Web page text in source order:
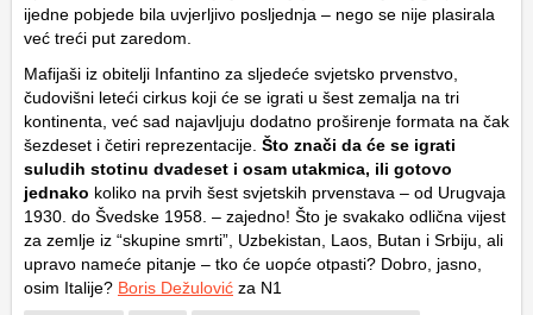
ijedne pobjede bila uvjerljivo posljednja – nego se nije plasirala
već treći put zaredom.
Mafijaši iz obitelji Infantino za sljedeće svjetsko prvenstvo,
čudovišni leteći cirkus koji će se igrati u šest zemalja na tri
kontinenta, već sad najavljuju dodatno proširenje formata na čak
šezdeset i četiri reprezentacije. Što znači da će se igrati
suludih stotinu dvadeset i osam utakmica, ili gotovo
jednako koliko na prvih šest svjetskih prvenstava – od Urugvaja
1930. do Švedske 1958. – zajedno! Što je svakako odlična vijest
za zemlje iz “skupine smrti”, Uzbekistan, Laos, Butan i Srbiju, ali
upravo nameće pitanje – tko će uopće otpasti? Dobro, jasno,
osim Italije? Boris Dežulović za N1